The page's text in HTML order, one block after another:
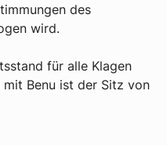
des
wird.
für alle Klagen
Benu ist der Sitz von